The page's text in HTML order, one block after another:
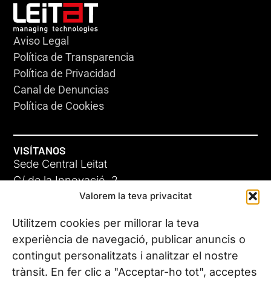
Valorem la teva privacitat
Utilitzem cookies per millorar la teva
experiència de navegació, publicar anuncis o
contingut personalitzats i analitzar el nostre
trànsit. En fer clic a "Acceptar-ho tot", acceptes
Aviso Legal
Política de Transparencia
Política de Privacidad
Canal de Denuncias
Política de Cookies
VISÍTANOS
Sede Central Leitat
C/ de la Innovació, 2
08225 Terrassa, (Barcelona)
Conoce todas nuestras sedes
CONTÁCTANOS
Tel. (+34) 937 882 300